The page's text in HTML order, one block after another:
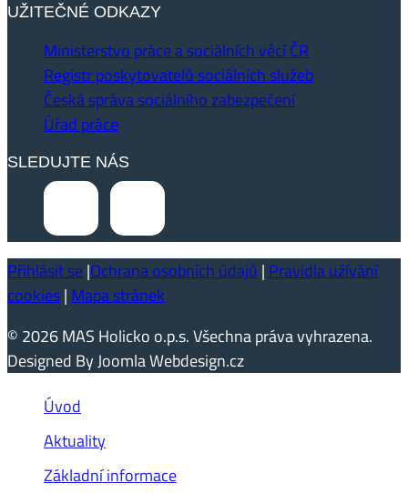
UŽITEČNÉ ODKAZY
Ministerstvo práce a sociálních věcí ČR
Registr poskytovatelů sociálních služeb
Česká správa sociálního zabezpečení
Úřad práce
SLEDUJTE NÁS
Přihlásit se|Ochrana osobních údajů | Pravidla užívání
cookies| Mapa stránek
© 2026 MAS Holicko o.p.s. Všechna práva vyhrazena.
Designed By Joomla Webdesign.cz
Úvod
Aktuality
Základní informace